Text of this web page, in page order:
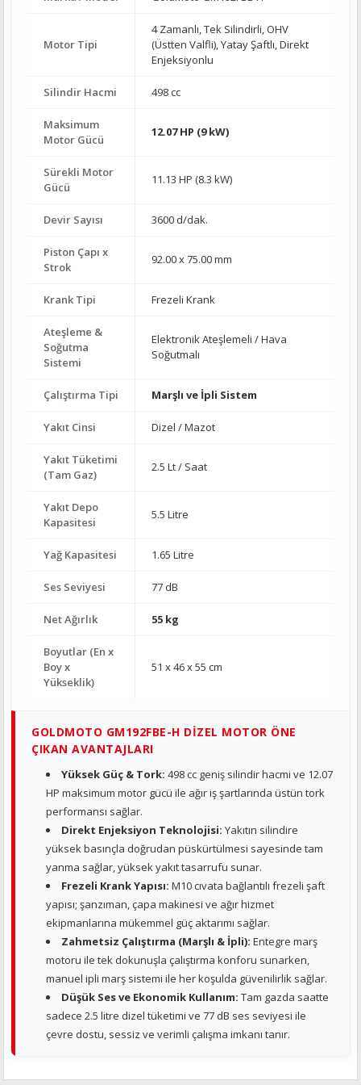
Motor Tipi
4 Zamanlı, Tek Silindirli, OHV
(Üstten Valfli), Yatay Şaftlı, Direkt
Enjeksiyonlu
Silindir Hacmi 498 cc
Maksimum
Motor Gücü
12.07 HP (9 kW)
Sürekli Motor
Gücü
11.13 HP (8.3 kW)
Devir Sayısı 3600 d/dak.
Piston Çapı x
Strok
92.00 x 75.00 mm
Krank Tipi Frezeli Krank
Ateşleme &
Soğutma
Sistemi
Elektronik Ateşlemeli / Hava
Soğutmalı
Çalıştırma Tipi Marşlı ve İpli Sistem
Yakıt Cinsi Dizel / Mazot
Yakıt Tüketimi
(Tam Gaz)
2.5 Lt / Saat
Yakıt Depo
Kapasitesi
5.5 Litre
Yağ Kapasitesi 1.65 Litre
Ses Seviyesi 77 dB
Net Ağırlık 55 kg
Boyutlar (En x
Boy x
Yükseklik)
51 x 46 x 55 cm
GOLDMOTO GM192FBE-H DIZEL MOTOR ÖNE
ÇIKAN AVANTAJLARI
Yüksek Güç & Tork: 498 cc geniş silindir hacmi ve 12.07
HP maksimum motor gücü ile ağır iş şartlarında üstün tork
performansı sağlar.
Direkt Enjeksiyon Teknolojisi: Yakıtın silindire
yüksek basınçla doğrudan püskürtülmesi sayesinde tam
yanma sağlar, yüksek yakıt tasarrufu sunar.
Frezeli Krank Yapısı: M10 cıvata bağlantılı frezeli şaft
yapısı; şanzıman, çapa makinesi ve ağır hizmet
ekipmanlarına mükemmel güç aktarımı sağlar.
Zahmetsiz Çalıştırma (Marşlı & İpli): Entegre marş
motoru ile tek dokunuşla çalıştırma konforu sunarken,
manuel ipli marş sistemi ile her koşulda güvenilirlik sağlar.
Düşük Ses ve Ekonomik Kullanım: Tam gazda saatte
sadece 2.5 litre dizel tüketimi ve 77 dB ses seviyesi ile
çevre dostu, sessiz ve verimli çalışma imkanı tanır.